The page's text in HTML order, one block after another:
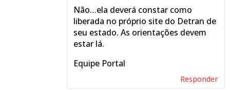
Não…ela deverá constar como
liberada no próprio site do Detran de
seu estado. As orientações devem
estar lá.
Equipe Portal
Responder